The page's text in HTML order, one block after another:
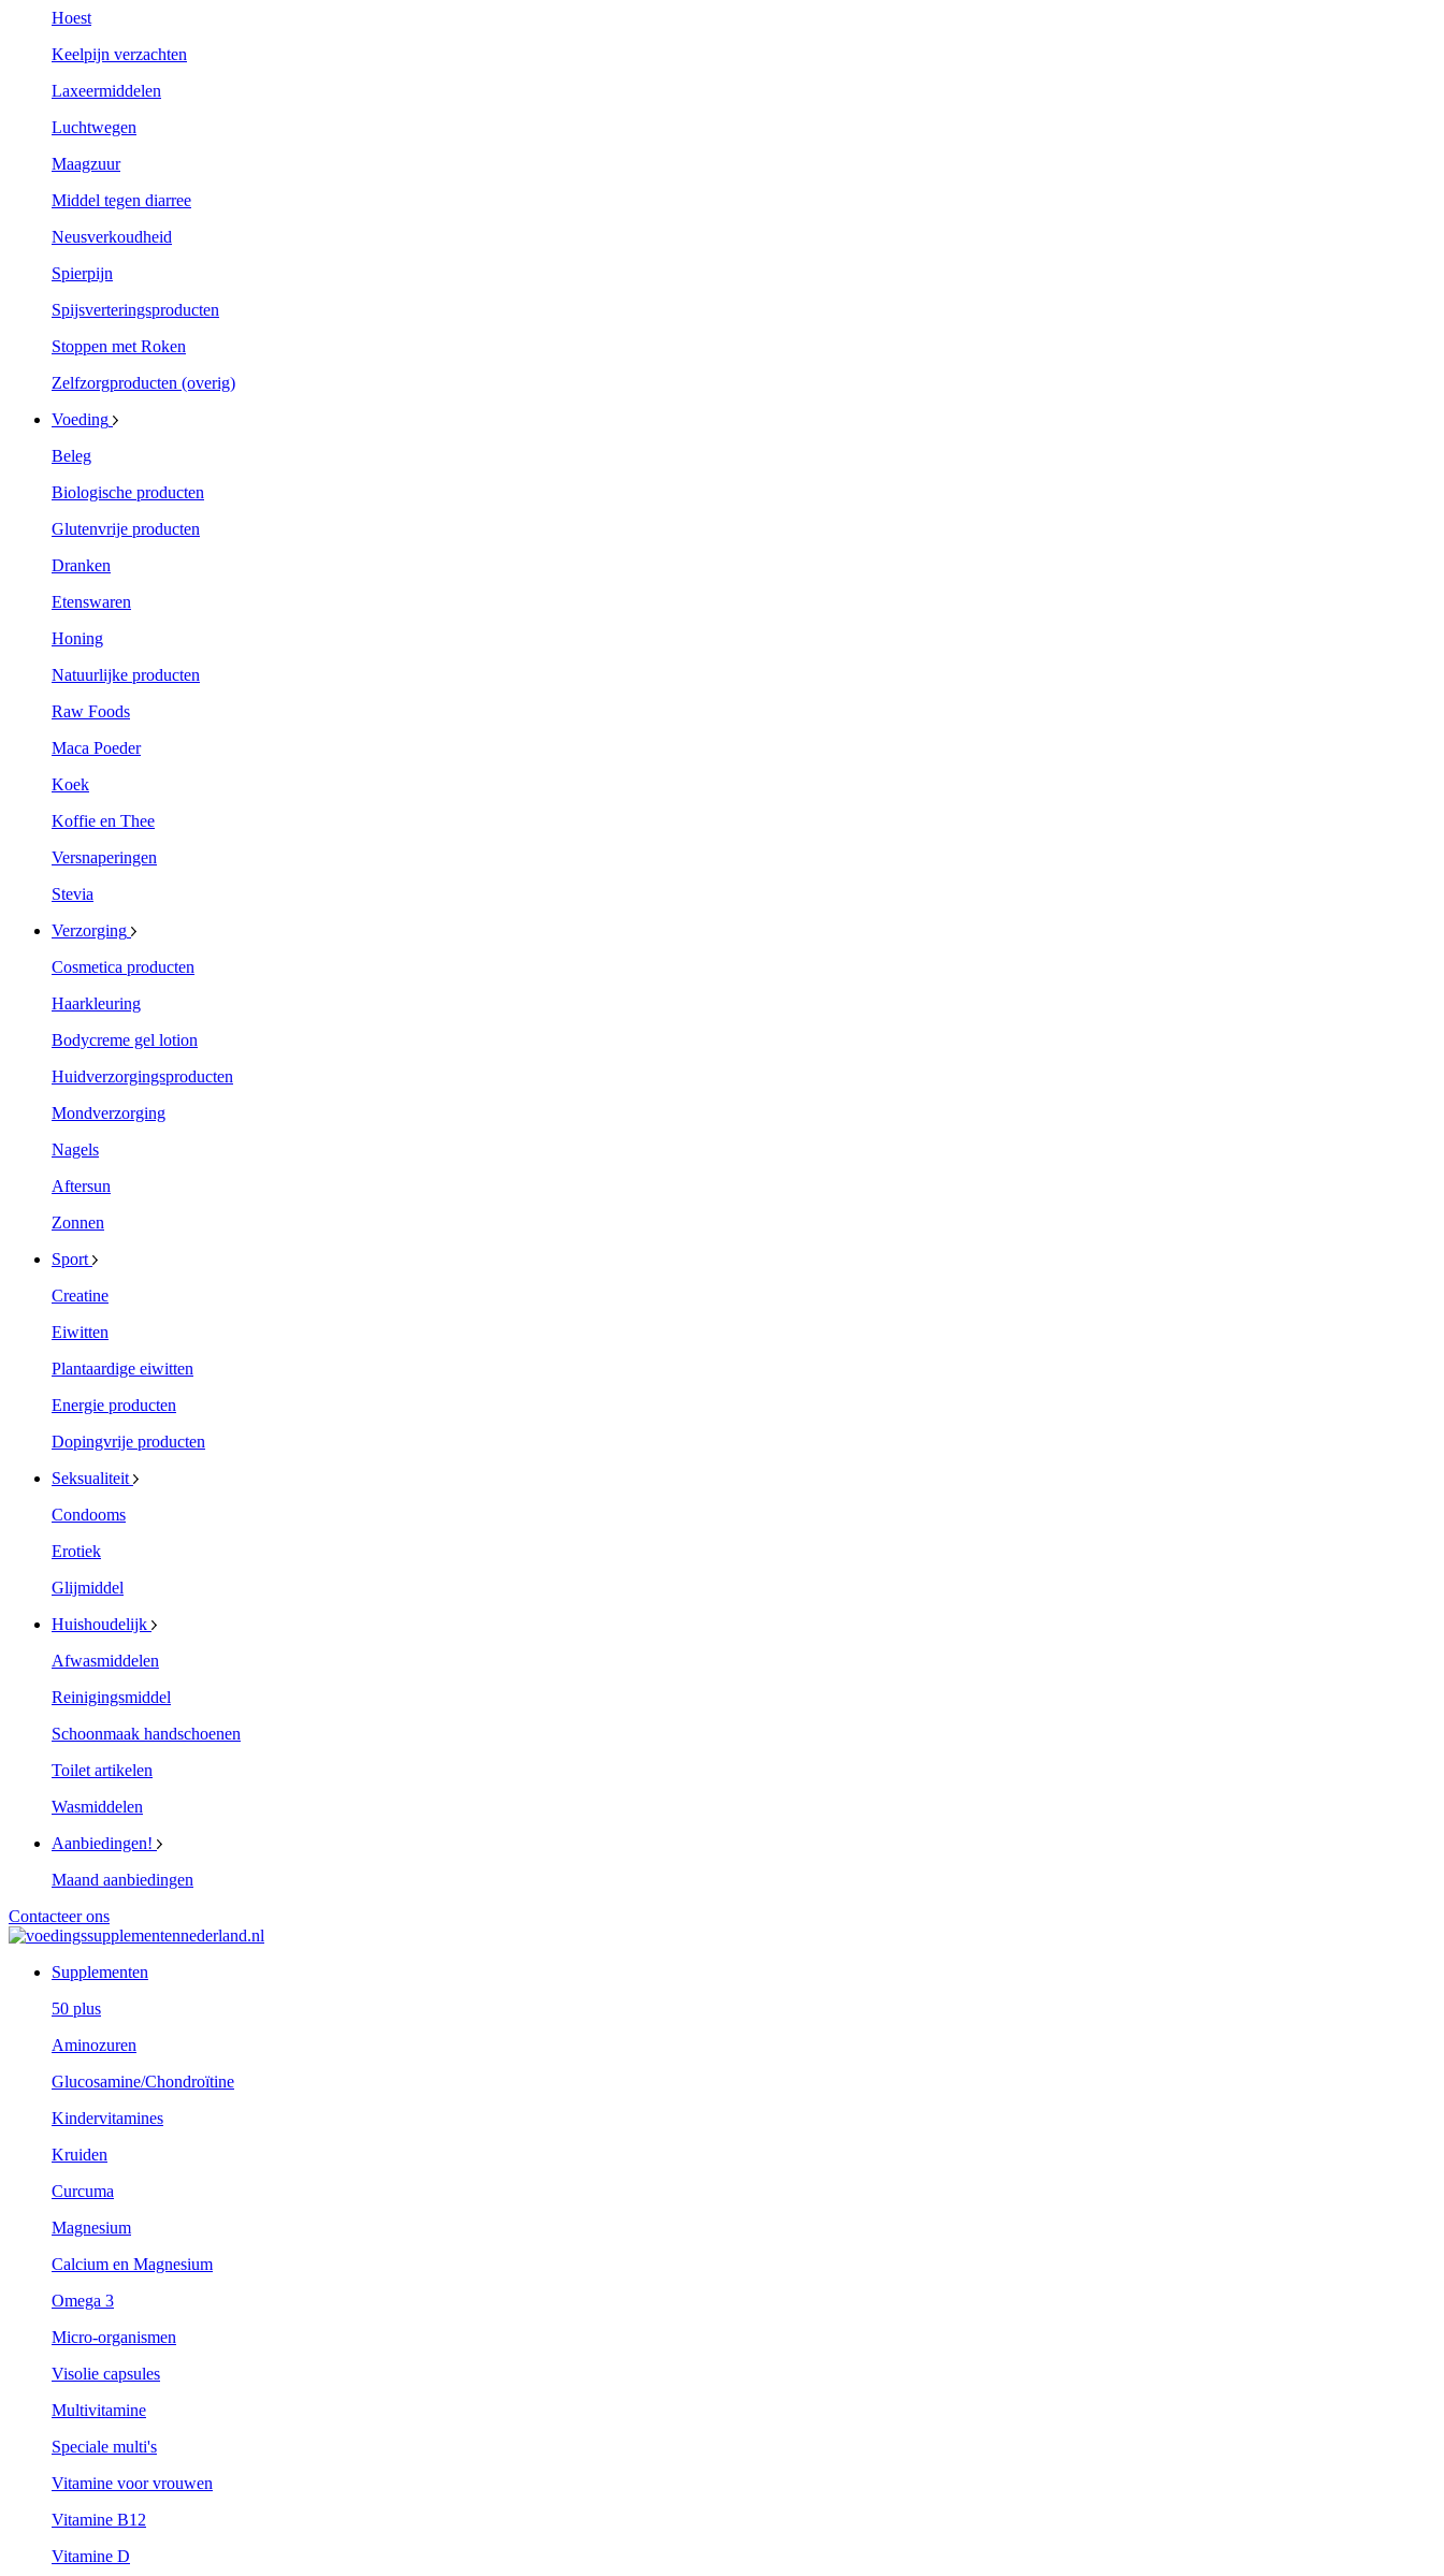
Hoest
Keelpijn verzachten
Laxeermiddelen
Luchtwegen
Maagzuur
Middel tegen diarree
Neusverkoudheid
Spierpijn
Spijsverteringsproducten
Stoppen met Roken
Zelfzorgproducten (overig)
Voeding
Beleg
Biologische producten
Glutenvrije producten
Dranken
Etenswaren
Honing
Natuurlijke producten
Raw Foods
Maca Poeder
Koek
Koffie en Thee
Versnaperingen
Stevia
Verzorging
Cosmetica producten
Haarkleuring
Bodycreme gel lotion
Huidverzorgingsproducten
Mondverzorging
Nagels
Aftersun
Zonnen
Sport
Creatine
Eiwitten
Plantaardige eiwitten
Energie producten
Dopingvrije producten
Seksualiteit
Condooms
Erotiek
Glijmiddel
Huishoudelijk
Afwasmiddelen
Reinigingsmiddel
Schoonmaak handschoenen
Toilet artikelen
Wasmiddelen
Aanbiedingen!
Maand aanbiedingen
Contacteer ons
Supplementen
50 plus
Aminozuren
Glucosamine/Chondroïtine
Kindervitamines
Kruiden
Curcuma
Magnesium
Calcium en Magnesium
Omega 3
Micro-organismen
Visolie capsules
Multivitamine
Speciale multi's
Vitamine voor vrouwen
Vitamine B12
Vitamine D